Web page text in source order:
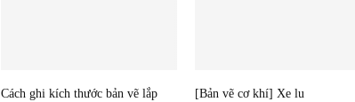
Cách ghi kích thước bản vẽ lắp
[Bản vẽ cơ khí] Xe lu